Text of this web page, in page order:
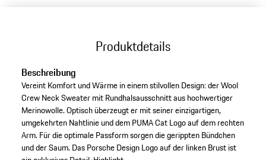
Produktdetails
Beschreibung
Vereint Komfort und Wärme in einem stilvollen Design: der Wool
Crew Neck Sweater mit Rundhalsausschnitt aus hochwertiger
Merinowolle. Optisch überzeugt er mit seiner einzigartigen,
umgekehrten Nahtlinie und dem PUMA Cat Logo auf dem rechten
Arm. Für die optimale Passform sorgen die gerippten Bündchen
und der Saum. Das Porsche Design Logo auf der linken Brust ist